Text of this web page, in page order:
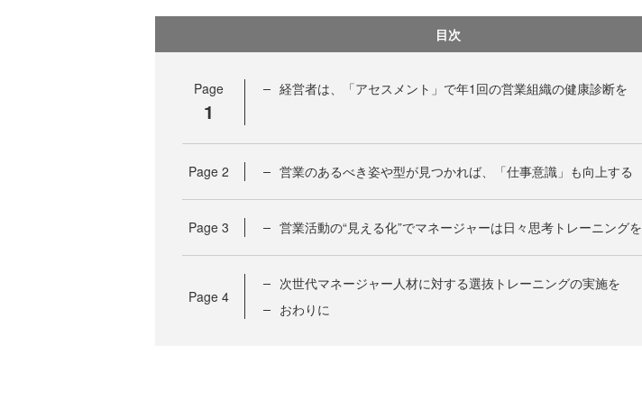
目次
Page
1
経営者は、「アセスメント」で年1回の営業組織の健康診断を
Page 2 営業のあるべき姿や型が見つかれば、「仕事意識」も向上する
Page 3 営業活動の“見える化”でマネージャーは日々思考トレーニングを
Page 4
次世代マネージャー人材に対する選抜トレーニングの実施を
おわりに